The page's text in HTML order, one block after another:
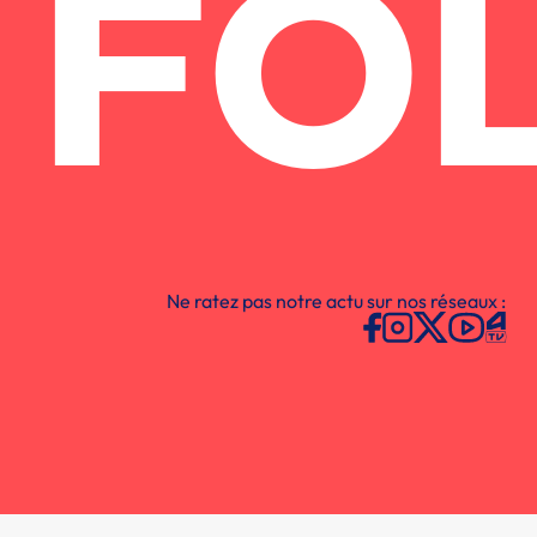
Ne ratez pas notre actu sur nos réseaux :